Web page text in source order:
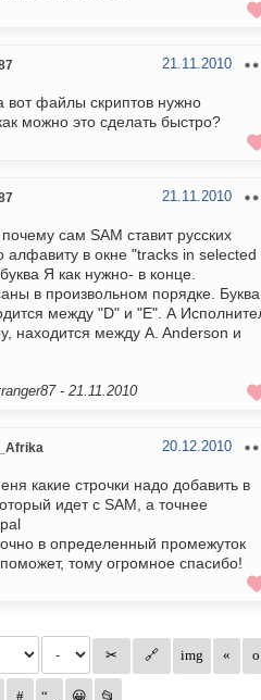
21.11.2010
вот файлы скриптов нужно
можно это сделать быстро?
21.11.2010
сам SAM ставит русских
алфавиту в окне "tracks in selected
Я как нужно- в конце.
в произвольном порядке. Буква
между "D" и "E". А
находится между A. Anderson и
- 21.11.2010
20.12.2010
какие строчки надо добавить в
идет с SAM, а точнее
в определенный промежуток
тому огромное спасибо!